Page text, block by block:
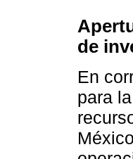
de
En
para